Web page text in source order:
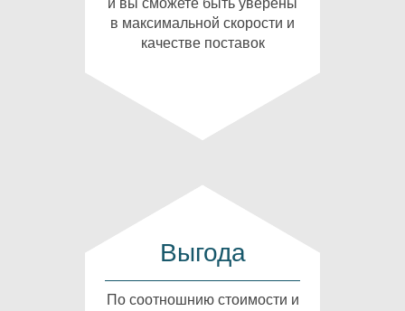
и вы сможете быть уверены
в максимальной скорости и
качестве поставок
Выгода
По соотношнию стоимости и